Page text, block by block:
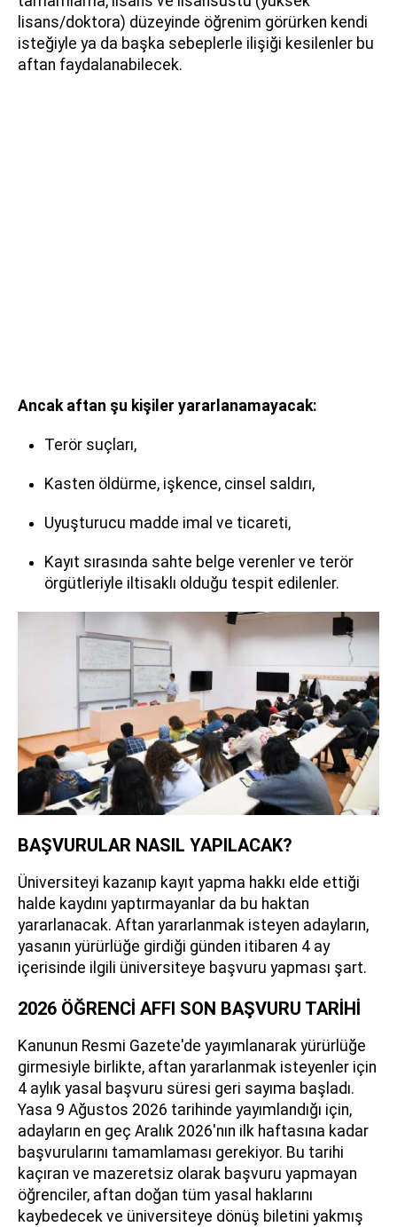
lisans/doktora) düzeyinde öğrenim görürken kendi
isteğiyle ya da başka sebeplerle ilişiği kesilenler bu
aftan faydalanabilecek.
Ancak aftan şu kişiler yararlanamayacak:
Terör suçları,
Kasten öldürme, işkence, cinsel saldırı,
Uyuşturucu madde imal ve ticareti,
Kayıt sırasında sahte belge verenler ve terör
örgütleriyle iltisaklı olduğu tespit edilenler.
BAŞVURULAR NASIL YAPILACAK?
Üniversiteyi kazanıp kayıt yapma hakkı elde ettiği
halde kaydını yaptırmayanlar da bu haktan
yararlanacak. Aftan yararlanmak isteyen adayların,
yasanın yürürlüğe girdiği günden itibaren 4 ay
içerisinde ilgili üniversiteye başvuru yapması şart.
2026 ÖĞRENCİ AFFI SON BAŞVURU TARİHİ
Kanunun Resmi Gazete'de yayımlanarak yürürlüğe
girmesiyle birlikte, aftan yararlanmak isteyenler için
4 aylık yasal başvuru süresi geri sayıma başladı.
Yasa 9 Ağustos 2026 tarihinde yayımlandığı için,
adayların en geç Aralık 2026'nın ilk haftasına kadar
başvurularını tamamlaması gerekiyor. Bu tarihi
kaçıran ve mazeretsiz olarak başvuru yapmayan
öğrenciler, aftan doğan tüm yasal haklarını
kaybedecek ve üniversiteye dönüş biletini yakmış